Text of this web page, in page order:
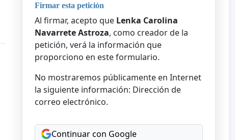
Firmar esta petición
Al firmar, acepto que Lenka Carolina
Navarrete Astroza, como creador de la
petición, verá la información que
proporciono en este formulario.
No mostraremos públicamente en Internet
la siguiente información: Dirección de
correo electrónico.
Continuar con Google